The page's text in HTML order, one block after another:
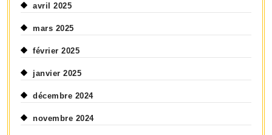
avril 2025
mars 2025
février 2025
janvier 2025
décembre 2024
novembre 2024